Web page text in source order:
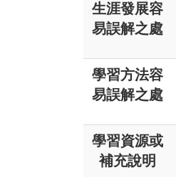
生涯發展容
易誤解之處
學習方法容
易誤解之處
學習資源或
補充說明